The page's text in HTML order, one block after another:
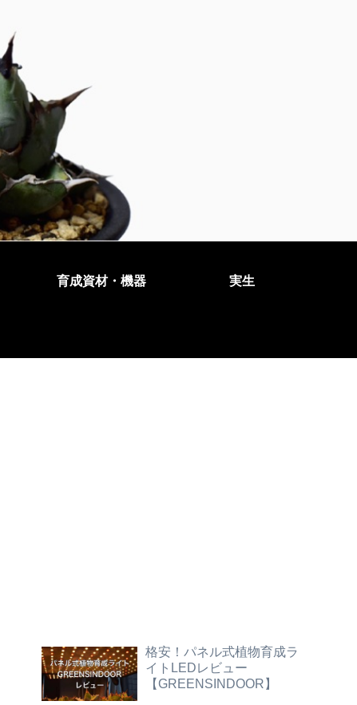
育成資材・機器 実生
格安！パネル式植物育成ラ
イトLEDレビュー
【GREENSINDOOR】